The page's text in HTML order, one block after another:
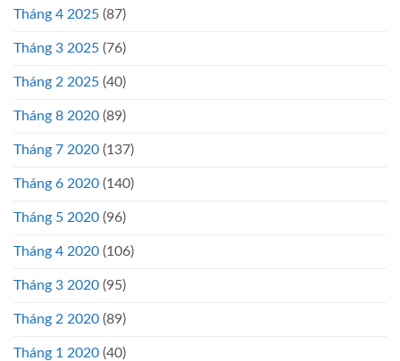
Tháng 4 2025 (87)
Tháng 3 2025 (76)
Tháng 2 2025 (40)
Tháng 8 2020 (89)
Tháng 7 2020 (137)
Tháng 6 2020 (140)
Tháng 5 2020 (96)
Tháng 4 2020 (106)
Tháng 3 2020 (95)
Tháng 2 2020 (89)
Tháng 1 2020 (40)